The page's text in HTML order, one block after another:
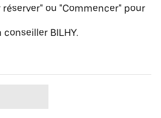
ou "Commencer" pour
BILHY.